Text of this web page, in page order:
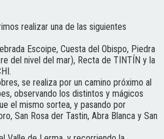
realizar una de las siguientes
Escoipe, Cuesta del Obispo, Piedra
del nivel del mar), Recta de TINTÍN y la
se realiza por un camino próximo al
observando los distintos y mágicos
el mismo sortea, y pasando por
San Rosa der Tastin, Abra Blanca y San